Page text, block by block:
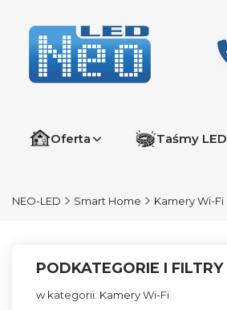
Oferta Taśmy LED
NEO-LED Smart Home Kamery Wi-Fi
PODKATEGORIE I FILTRY
w kategorii: Kamery Wi-Fi